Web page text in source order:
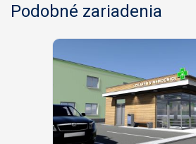
Podobné zariadenia